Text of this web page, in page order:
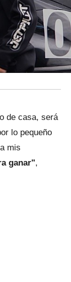
de casa, será
lo pequeño
mis
ganar",